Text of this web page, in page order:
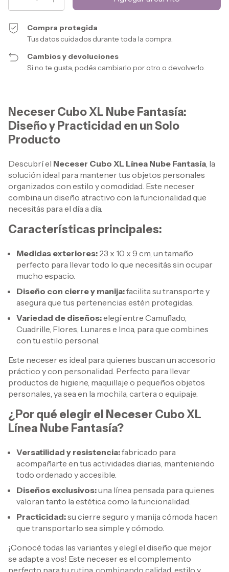
Compra protegida
Tus datos cuidados durante toda la compra.
Cambios y devoluciones
Si no te gusta, podés cambiarlo por otro o devolverlo.
Neceser Cubo XL Nube Fantasía:
Diseño y Practicidad en un Solo
Producto
Descubrí el Neceser Cubo XL Línea Nube Fantasía , la
solución ideal para mantener tus objetos personales
organizados con estilo y comodidad. Este neceser
combina un diseño atractivo con la funcionalidad que
necesitás para el día a día.
Características principales:
Medidas exteriores: 23 x 10 x 9 cm, un tamaño
perfecto para llevar todo lo que necesitás sin ocupar
mucho espacio.
Diseño con cierre y manija:facilita su transporte y
asegura que tus pertenencias estén protegidas.
Variedad de diseños:elegí entre Camuflado,
Cuadrille, Flores, Lunares e Inca, para que combines
con tu estilo personal.
Este neceser es ideal para quienes buscan un accesorio
práctico y con personalidad. Perfecto para llevar
productos de higiene, maquillaje o pequeños objetos
personales, ya sea en la mochila, cartera o equipaje.
¿Por qué elegir el Neceser Cubo XL
Línea Nube Fantasía?
Versatilidad y resistencia:fabricado para
acompañarte en tus actividades diarias, manteniendo
todo ordenado y accesible.
Diseños exclusivos:una línea pensada para quienes
valoran tanto la estética como la funcionalidad.
Practicidad:su cierre seguro y manija cómoda hacen
que transportarlo sea simple y cómodo.
¡Conocé todas las variantes y elegí el diseño que mejor
se adapte a vos! Este neceser es el complemento
perfecto para tu rutina, combinando calidad, estilo y